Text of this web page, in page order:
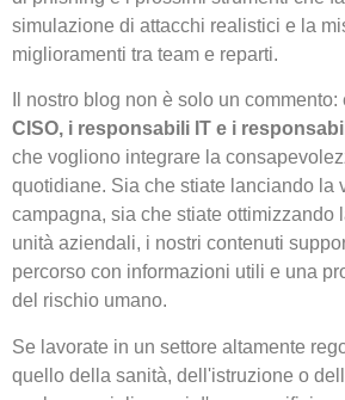
simulazione di attacchi realistici e la
miglioramenti tra team e reparti.
Il nostro blog non è solo un
CISO, i responsabili IT e i
che vogliono integrare la
quotidiane. Sia che stiate lanciando la
campagna, sia che stiate ottimizzando
unità aziendali, i nostri contenuti
percorso con informazioni utili e una
del rischio umano.
Se lavorate in un settore altamente
quello della sanità, dell'istruzione o